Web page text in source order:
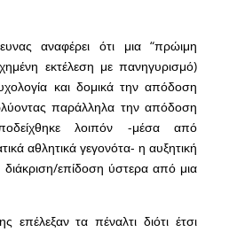
αναφέρει ότι μια “πρώιμη
εκτέλεση με πανηγυρισμό)
και δομικά την απόδοση
παράλληλα την απόδοση
λοιπόν -μέσα από
αθλητικά γεγονότα- η αυξητική
επίδοση ύστερα από μια
επέλεξαν τα πέναλτι διότι έτσι